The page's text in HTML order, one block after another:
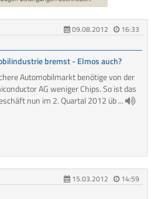
09.08.2012
16:33
bremst - Elmos auch?
Automobilmarkt benötige von der
AG weniger Chips. So ist das
nun im 2. Quartal 2012 üb ...
15.03.2012
14:59